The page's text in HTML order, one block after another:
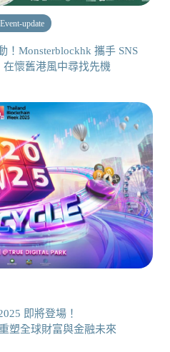
Event-update
！Monsterblockhk 攜手 SNS
在懷舊港風中尋找先機
即將登場！
塑全球財富與金融未來